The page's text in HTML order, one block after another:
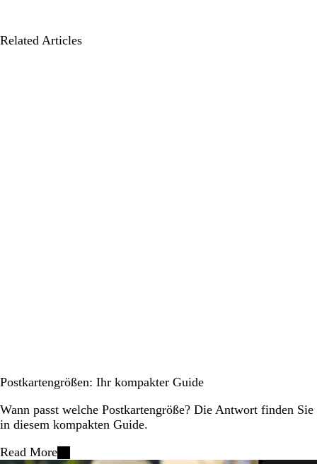
Related Articles
Postkartengrößen: Ihr kompakter Guide
Wann passt welche Postkartengröße? Die Antwort finden Sie
in diesem kompakten Guide.
Read More